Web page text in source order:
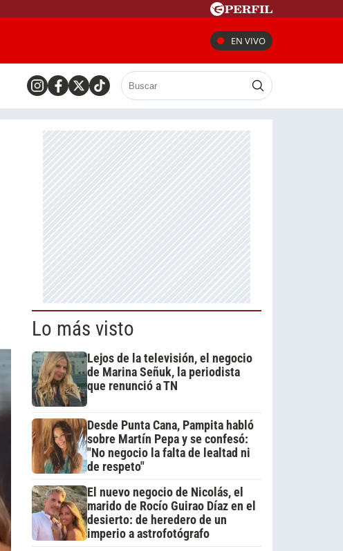
EN VIVO
Lo más visto
Lejos de la televisión, el negocio
de Marina Señuk, la periodista
que renunció a TN
Desde Punta Cana, Pampita habló
sobre Martín Pepa y se confesó:
"No negocio la falta de lealtad ni
de respeto"
El nuevo negocio de Nicolás, el
marido de Rocío Guirao Díaz en el
desierto: de heredero de un
imperio a astrofotógrafo